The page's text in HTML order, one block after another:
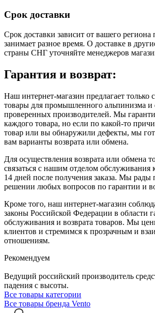
Срок доставки
Срок доставки зависит от вашего
занимает разное время. О доставке в
страны СНГ уточняйте менеджеров
Гарантия и возврат:
Наш интернет-магазин предлагает только
товары для промышленного альпинизма и
проверенных производителей. Мы
каждого товара, но если по какой-то
товар или вы обнаружили дефекты, мы
вам варианты возврата или обмена.
Для осуществления возврата или обмена
связаться с нашим отделом обслуживания
14 дней после получения заказа. Мы рады
решении любых вопросов по гарантии и
Кроме того, наш интернет-магазин
законы Российской Федерации в области
обслуживания и возврата товаров. Мы
клиентов и стремимся к прозрачным и
отношениям.
Рекомендуем
Ведущий российский производитель
падения с высоты.
Все товары категории
Все товары бренда Vento